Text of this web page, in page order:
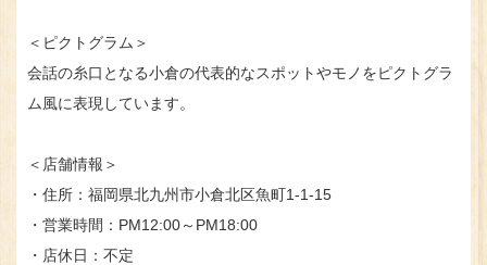
＜ピクトグラム＞
会話の糸口となる小倉の代表的なスポットやモノをピクトグラ
ム風に表現しています。
＜店舗情報＞
・住所：福岡県北九州市小倉北区魚町1-1-15
・営業時間：PM12:00～PM18:00
・店休日：不定